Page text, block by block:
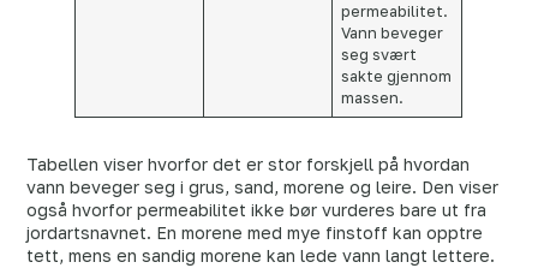
permeabilitet.
Vann beveger
seg svært
sakte gjennom
massen.
Tabellen viser hvorfor det er stor forskjell på hvordan
vann beveger seg i grus, sand, morene og leire. Den viser
også hvorfor permeabilitet ikke bør vurderes bare ut fra
jordartsnavnet. En morene med mye finstoff kan opptre
tett, mens en sandig morene kan lede vann langt lettere.